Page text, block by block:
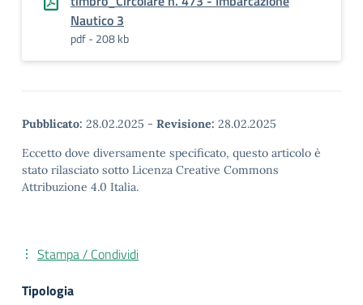
Nautico 3
pdf - 208 kb
Pubblicato: 28.02.2025 - Revisione: 28.02.2025
Eccetto dove diversamente specificato, questo articolo è
stato rilasciato sotto Licenza Creative Commons
Attribuzione 4.0 Italia.
Stampa / Condividi
Tipologia